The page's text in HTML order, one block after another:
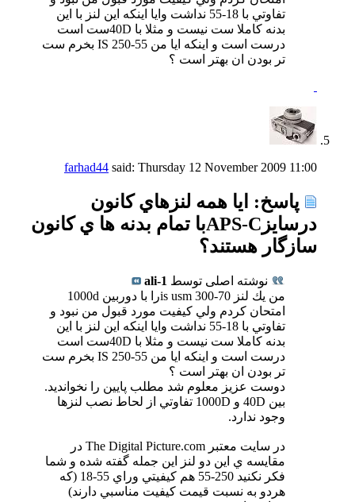
تفاوتي با 18-55 نداشت وايا اينكه اين لنز با اين
بدنه كاملا ست نيست و مثلا با 40Dست است
درست است و اينكه ايا من 55-250 IS بخرم ست
تر بودن ان بهتر است ؟
farhad44 said: Thursday 12 November 2009 11:00
پاسخ: ايا همه لنزهاي كانون
درسايزAPS-Cبا تمام بدنه ها ي كانون
سازگار هستند؟
نوشته اصلی توسط ali-1
من يك لنز 70-300 is usmرا با دوربين 1000d
امتحان كردم ولي كيفيت مورد قبول من نبود و
تفاوتي با 18-55 نداشت وايا اينكه اين لنز با اين
بدنه كاملا ست نيست و مثلا با 40Dست است
درست است و اينكه ايا من 55-250 IS بخرم ست
تر بودن ان بهتر است ؟
دوست عزيز معلوم شد مطلب پايين را نخوانديد.
بين 40D و 1000D تفاوتي از لحاط نصب لنزها
وجود ندارد.
در سايت معتبر The Digital Picture.com در
مقايسه ي اين دو لنز اين جمله گفته شده و شما
فكر نكنيد 250-55 هم كيفيتي وراي 55-18 (كه
هردو به نسبت قيمت كيفيت مناسبي دارند)